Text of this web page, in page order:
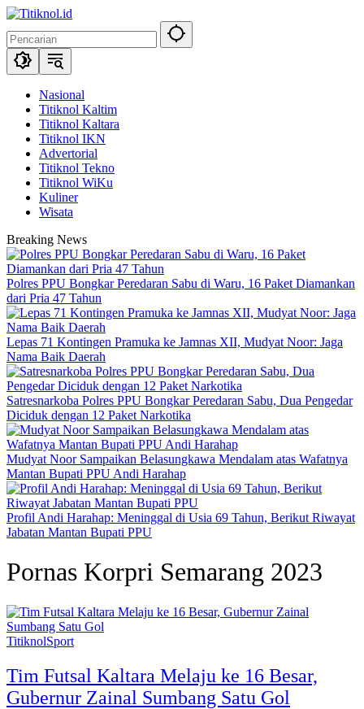
Langsung
konten
Nasional
Titiknol Kaltim
Titiknol Kaltara
Titiknol IKN
Advertorial
Titiknol Tekno
Titiknol WiKu
Kuliner
Wisata
Breaking News
Polres PPU Bongkar Peredaran Sabu di Waru, 16 Paket Diamankan
dari Pria 47 Tahun
Lepas 71 Kontingen Pramuka ke Jamnas XII, Mudyat Noor: Jaga
Nama Baik Daerah
Satresnarkoba Polres PPU Bongkar Peredaran Sabu, Dua Pengedar
Diciduk dengan 12 Paket Narkotika
Mudyat Noor Sampaikan Belasungkawa Mendalam atas Wafatnya
Mantan Bupati PPU Andi Harahap
Profil Andi Harahap: Meninggal di Usia 69 Tahun, Berikut Riwayat
Jabatan Mantan Bupati PPU
Pornas Korpri Semarang 2023
TitiknolSport
Tim Futsal Kaltara Melaju ke 16 Besar,
Gubernur Zainal Sumbang Satu Gol